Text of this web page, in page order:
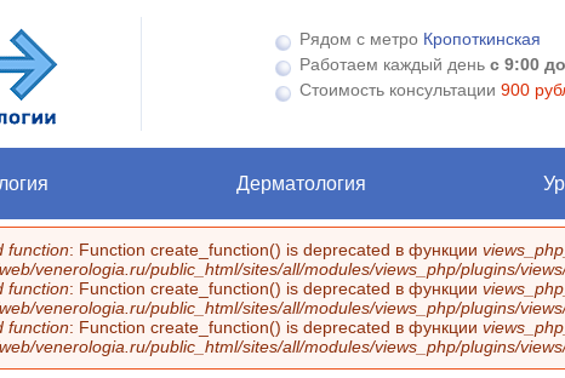
Рядом с метро Кропоткинская
Работаем каждый деньс 9:00
Стоимость консультации900
Дерматология
об ошибке
function: Function create_function() is deprecated в функции
venerologia.ru/public_html/sites/all/modules/views_php/plugins/
function: Function create_function() is deprecated в функции
venerologia.ru/public_html/sites/all/modules/views_php/plugins/
function: Function create_function() is deprecated в функции
venerologia.ru/public_html/sites/all/modules/views_php/plugins/